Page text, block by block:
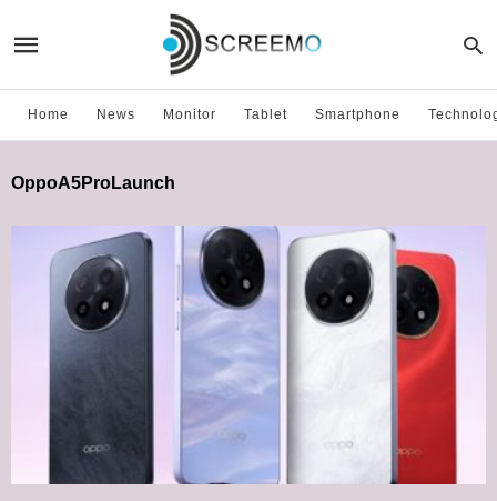
Home News Monitor Tablet Smartphone
OppoA5ProLaunch